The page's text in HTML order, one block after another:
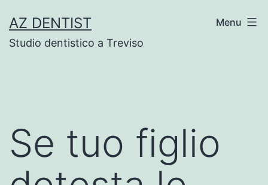
to
content
AZ DENTIST
Studio dentistico a Treviso
Menu
Se tuo figlio